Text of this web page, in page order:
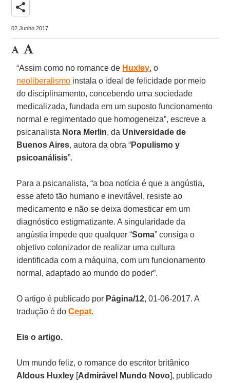
share
02 Junho 2017
“Assim como no romance de Huxley, o
neoliberalismo instala o ideal de felicidade por meio
do disciplinamento, concebendo uma sociedade
medicalizada, fundada em um suposto funcionamento
normal e regimentado que homogeneiza”, escreve a
psicanalista Nora Merlin, da Universidade de
Buenos Aires, autora da obra “Populismo y
psicoanálisis”.
Para a psicanalista, “a boa notícia é que a angústia,
esse afeto tão humano e inevitável, resiste ao
medicamento e não se deixa domesticar em um
diagnóstico estigmatizante. A singularidade da
angústia impede que qualquer “Soma” consiga o
objetivo colonizador de realizar uma cultura
identificada com a máquina, com um funcionamento
normal, adaptado ao mundo do poder”.
O artigo é publicado por Página/12, 01-06-2017. A
tradução é doCepat.
Eis o artigo.
Um mundo feliz, o romance do escritor britânico
Aldous Huxley [Admirável Mundo Novo], publicado